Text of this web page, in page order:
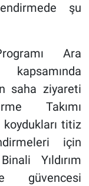
şu
Ara
saha ziyareti
Takımı
titiz
için
Yıldırım
güvencesi